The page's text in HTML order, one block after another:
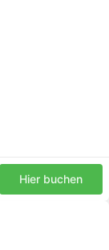
Hier buchen